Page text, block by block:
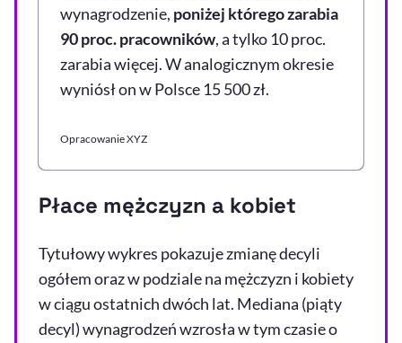
wynagrodzenie, poniżej którego zarabia
90 proc. pracowników, a tylko 10 proc.
zarabia więcej. W analogicznym okresie
wyniósł on w Polsce 15 500 zł.
Opracowanie XYZ
Płace mężczyzn a kobiet
Tytułowy wykres pokazuje zmianę decyli
ogółem oraz w podziale na mężczyzn i kobiety
w ciągu ostatnich dwóch lat. Mediana (piąty
decyl) wynagrodzeń wzrosła w tym czasie o